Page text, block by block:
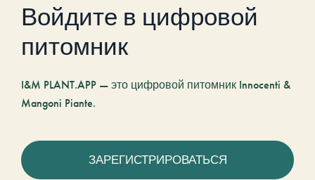
Войдите в цифровой
питомник
I&M PLANT.APP — это цифровой питомник Innocenti &
Mangoni Piante.
ЗАРЕГИСТРИРОВАТЬСЯ